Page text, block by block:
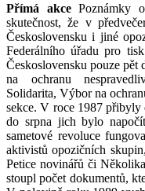
Přímá akcePoznámky
skutečnost, že v
Československu i jiné
Federálního úřadu pro
Československu pouze
na ochranu
Solidarita, Výbor na
sekce. V roce 1987 přibyly
do srpna jich bylo
sametové revoluce
aktivistů opozičních
Petice novinářů či
stoupl počet dokumentů,